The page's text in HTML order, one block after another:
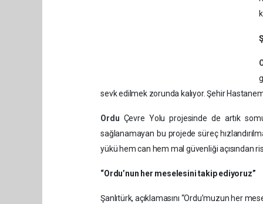
sevk edilmek zorunda kalıyor. Şehir
Ordu Çevre Yolu projesinde de artık
sağlanamayan bu projede süreç
yükü hem can hem mal güvenliği açısından
“Ordu’nun her meselesini takip ediyoruz”
Şanlıtürk, açıklamasını “Ordu’muzun her